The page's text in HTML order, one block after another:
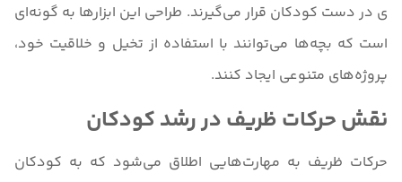
ی در دست کودکان قرار می‌گیرند. طراحی این ابزارها به گونه‌ای
است که بچه‌ها می‌توانند با استفاده از تخیل و خلاقیت خود،
پروژه‌های متنوعی ایجاد کنند.
نقش حرکات ظریف در رشد کودکان
حرکات ظریف به مهارت‌هایی اطلاق می‌شود که به کودکان